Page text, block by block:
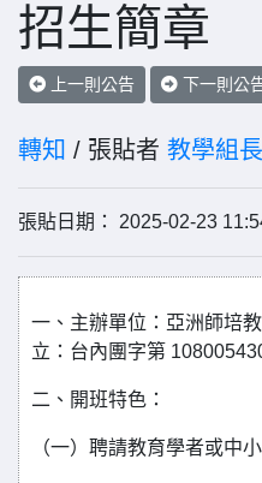
招生簡章
上一則公告 下一則公
轉知 / 張貼者 教學組長
張貼日期： 2025-02-23
一、主辦單位：亞洲師培
立：台內團字第
二、開班特色：
（一）聘請教育學者或中